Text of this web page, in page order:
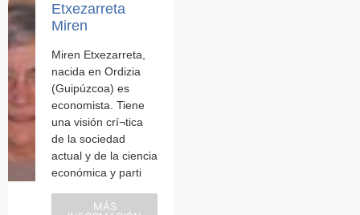
Etxezarreta
Miren
Miren Etxezarreta,
nacida en Ordizia
(Guipúzcoa) es
economista. Tiene
una visión crí¬tica
de la sociedad
actual y de la ciencia
económica y parti
MÁS